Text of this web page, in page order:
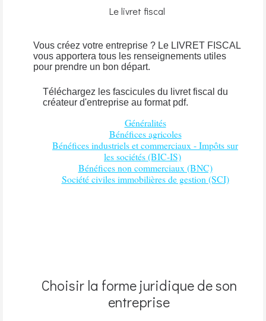
Le livret fiscal
Vous créez votre entreprise ? Le LIVRET FISCAL
vous apportera tous les renseignements utiles
pour prendre un bon départ.
Téléchargez les fascicules du livret fiscal du
créateur d'entreprise au format pdf.
Généralités
Bénéfices agricoles
Bénéfices industriels et commerciaux - Impôts sur
les sociétés (BIC-IS)
Bénéfices non commerciaux (BNC)
Société civiles immobilières de gestion (SCI)
Choisir la forme juridique de son
entreprise